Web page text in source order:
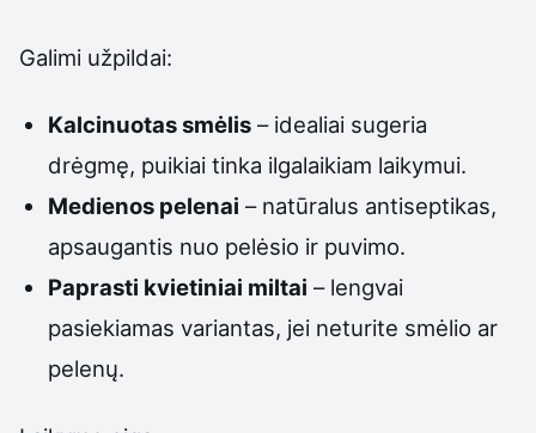
Galimi užpildai:
Kalcinuotas smėlis – idealiai sugeria
drėgmę, puikiai tinka ilgalaikiam laikymui.
Medienos pelenai – natūralus antiseptikas,
apsaugantis nuo pelėsio ir puvimo.
Paprasti kvietiniai miltai – lengvai
pasiekiamas variantas, jei neturite smėlio ar
pelenų.